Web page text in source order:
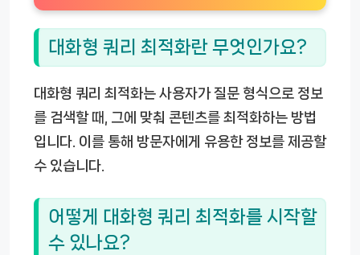
대화형 쿼리 최적화란 무엇인가요?
대화형 쿼리 최적화는 사용자가 질문 형식으로 정보
를 검색할 때, 그에 맞춰 콘텐츠를 최적화하는 방법
입니다. 이를 통해 방문자에게 유용한 정보를 제공할
수 있습니다.
어떻게 대화형 쿼리 최적화를 시작할
수 있나요?